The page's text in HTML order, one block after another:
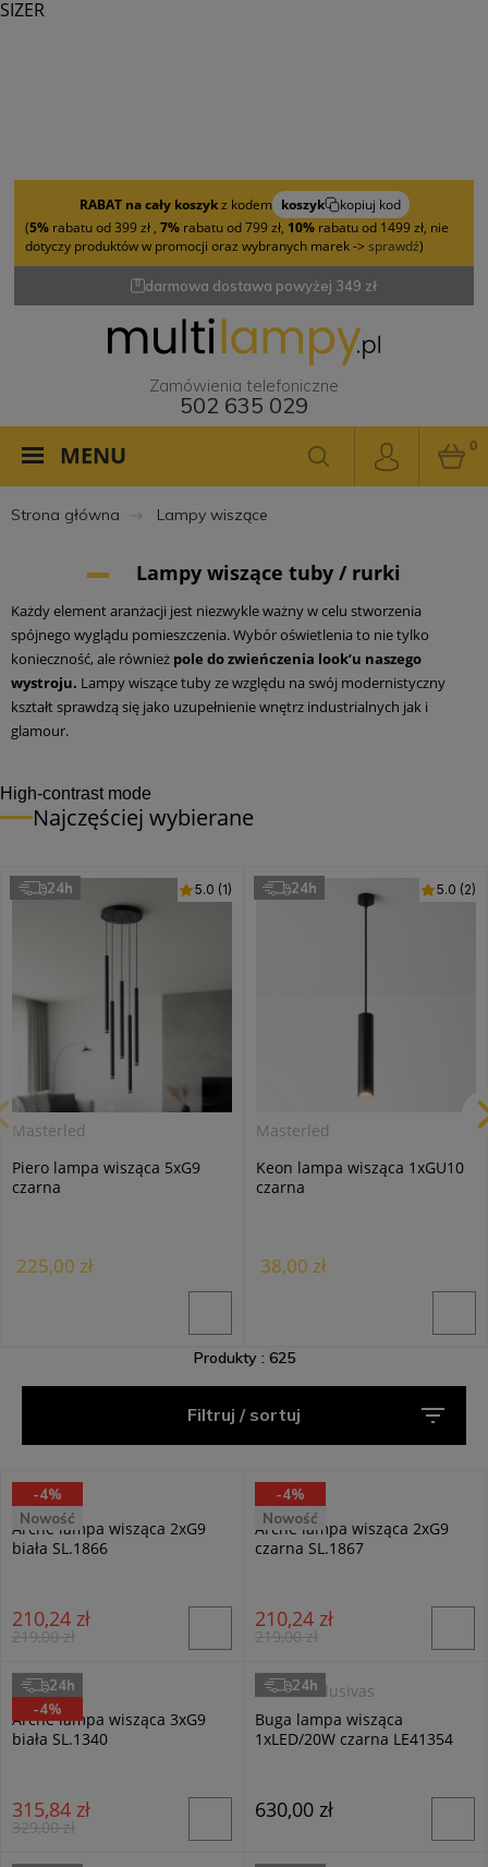
RABAT na cały koszykz kodem koszyk
kopiuj kod
(5% rabatu od 399 zł , 7% rabatu od 799 zł, 10% rabatu od 1499 zł, nie
dotyczy produktów w promocji oraz wybranych marek -> sprawdź)
darmowa dostawa powyżej 349 zł
Zamówienia telefoniczne
502 635 029
MENU 0
Strona główna Lampy wiszące
Lampy wiszące tuby / rurki
Każdy element aranżacji jest niezwykle ważny w celu stworzenia
spójnego wyglądu pomieszczenia. Wybór oświetlenia to nie tylko
konieczność, ale również pole do zwieńczenia look’u naszego
wystroju. Lampy wiszące tuby ze względu na swój modernistyczny
kształt sprawdzą się jako uzupełnienie wnętrz industrialnych jak i
glamour.
High-contrast mode
Najczęściej wybierane
Masterled
Piero lampa wisząca 5xG9
czarna
5.0 (1)
225,00 zł
24h
Masterled
Keon lampa wisząca 1xGU10
czarna
5.0 (2)
38,00 zł
24h
Produkty : 625
Filtruj / sortuj
Sollux
Arche lampa wisząca 2xG9
biała SL.1866
210,24 zł
219,00 zł
-4%
Nowość
Sollux
Arche lampa wisząca 2xG9
czarna SL.1867
210,24 zł
219,00 zł
-4%
Nowość
Sollux
Arche lampa wisząca 3xG9
biała SL.1340
315,84 zł
329,00 zł
24h
-4%
Luces Exclusivas
Buga lampa wisząca
1xLED/20W czarna LE41354
630,00 zł
24h
SIZER